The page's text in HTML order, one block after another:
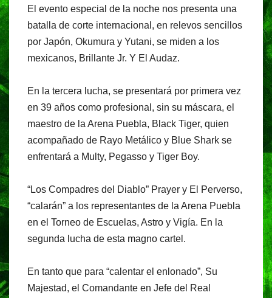
El evento especial de la noche nos presenta una
batalla de corte internacional, en relevos sencillos
por Japón, Okumura y Yutani, se miden a los
mexicanos, Brillante Jr. Y El Audaz.
En la tercera lucha, se presentará por primera vez
en 39 años como profesional, sin su máscara, el
maestro de la Arena Puebla, Black Tiger, quien
acompañado de Rayo Metálico y Blue Shark se
enfrentará a Multy, Pegasso y Tiger Boy.
“Los Compadres del Diablo” Prayer y El Perverso,
“calarán” a los representantes de la Arena Puebla
en el Torneo de Escuelas, Astro y Vigía. En la
segunda lucha de esta magno cartel.
En tanto que para “calentar el enlonado”, Su
Majestad, el Comandante en Jefe del Real